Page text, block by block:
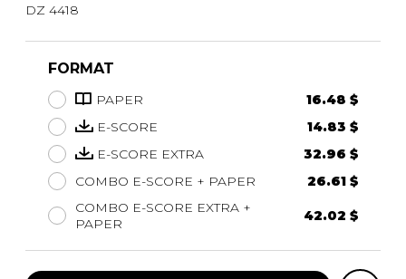
DZ 4418
FORMAT
PAPER
16.48 $
E-SCORE
14.83 $
E-SCORE EXTRA
32.96 $
COMBO E-SCORE + PAPER
26.61 $
COMBO E-SCORE EXTRA +
PAPER
42.02 $